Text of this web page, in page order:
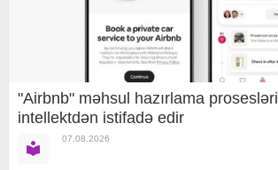
"Airbnb" məhsul hazırlama
intellektdən istifadə edir
07.08.2026